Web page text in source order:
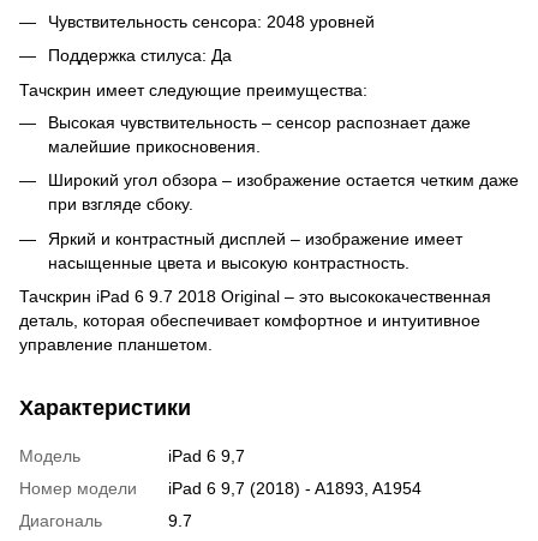
Чувствительность сенсора: 2048 уровней
Поддержка стилуса: Да
Тачскрин имеет следующие преимущества:
Высокая чувствительность – сенсор распознает даже
малейшие прикосновения.
Широкий угол обзора – изображение остается четким даже
при взгляде сбоку.
Яркий и контрастный дисплей – изображение имеет
насыщенные цвета и высокую контрастность.
Тачскрин iPad 6 9.7 2018 Original – это высококачественная
деталь, которая обеспечивает комфортное и интуитивное
управление планшетом.
Характеристики
Модель
iPad 6 9,7
Номер модели
iPad 6 9,7 (2018) - A1893, A1954
Диагональ
9.7